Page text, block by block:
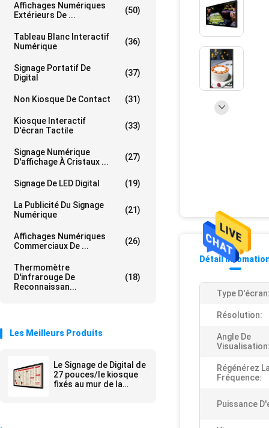
Affichages Numériques
Extérieurs De ...
(50)
Tableau Blanc Interactif
Numérique
(36)
Signage Portatif De
Digital
(37)
Non Kiosque De Contact (31)
Kiosque Interactif
D'écran Tactile
(33)
Signage Numérique
D'affichage À Cristaux ...
(27)
Signage De LED Digital (19)
La Publicité Du Signage
Numérique
(21)
Affichages Numériques
Commerciaux De ...
(26)
Thermomètre
D'infrarouge De
Reconnaissan...
(18)
Les Meilleurs Produits
Le Signage de Digital de
27 pouces/le kiosque
fixés au mur de la
Détail
Type
Résolution:
Angle De
Régénérez
Fréquence:
Puissance